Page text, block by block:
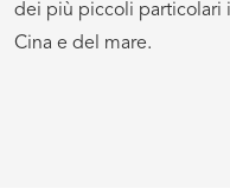
dei più piccoli particolari
Cina e del mare.